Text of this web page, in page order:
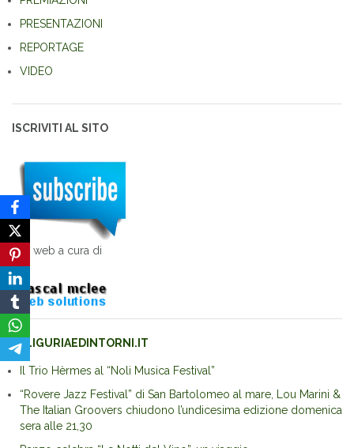
PRESENTAZIONI
REPORTAGE
VIDEO
ISCRIVITI AL SITO
sito web a cura di
LIGURIAEDINTORNI.IT
Il Trio Hèrmes al “Noli Musica Festival”
“Rovere Jazz Festival” di San Bartolomeo al mare, Lou Marini &
The Italian Groovers chiudono l’undicesima edizione domenica
sera alle 21,30